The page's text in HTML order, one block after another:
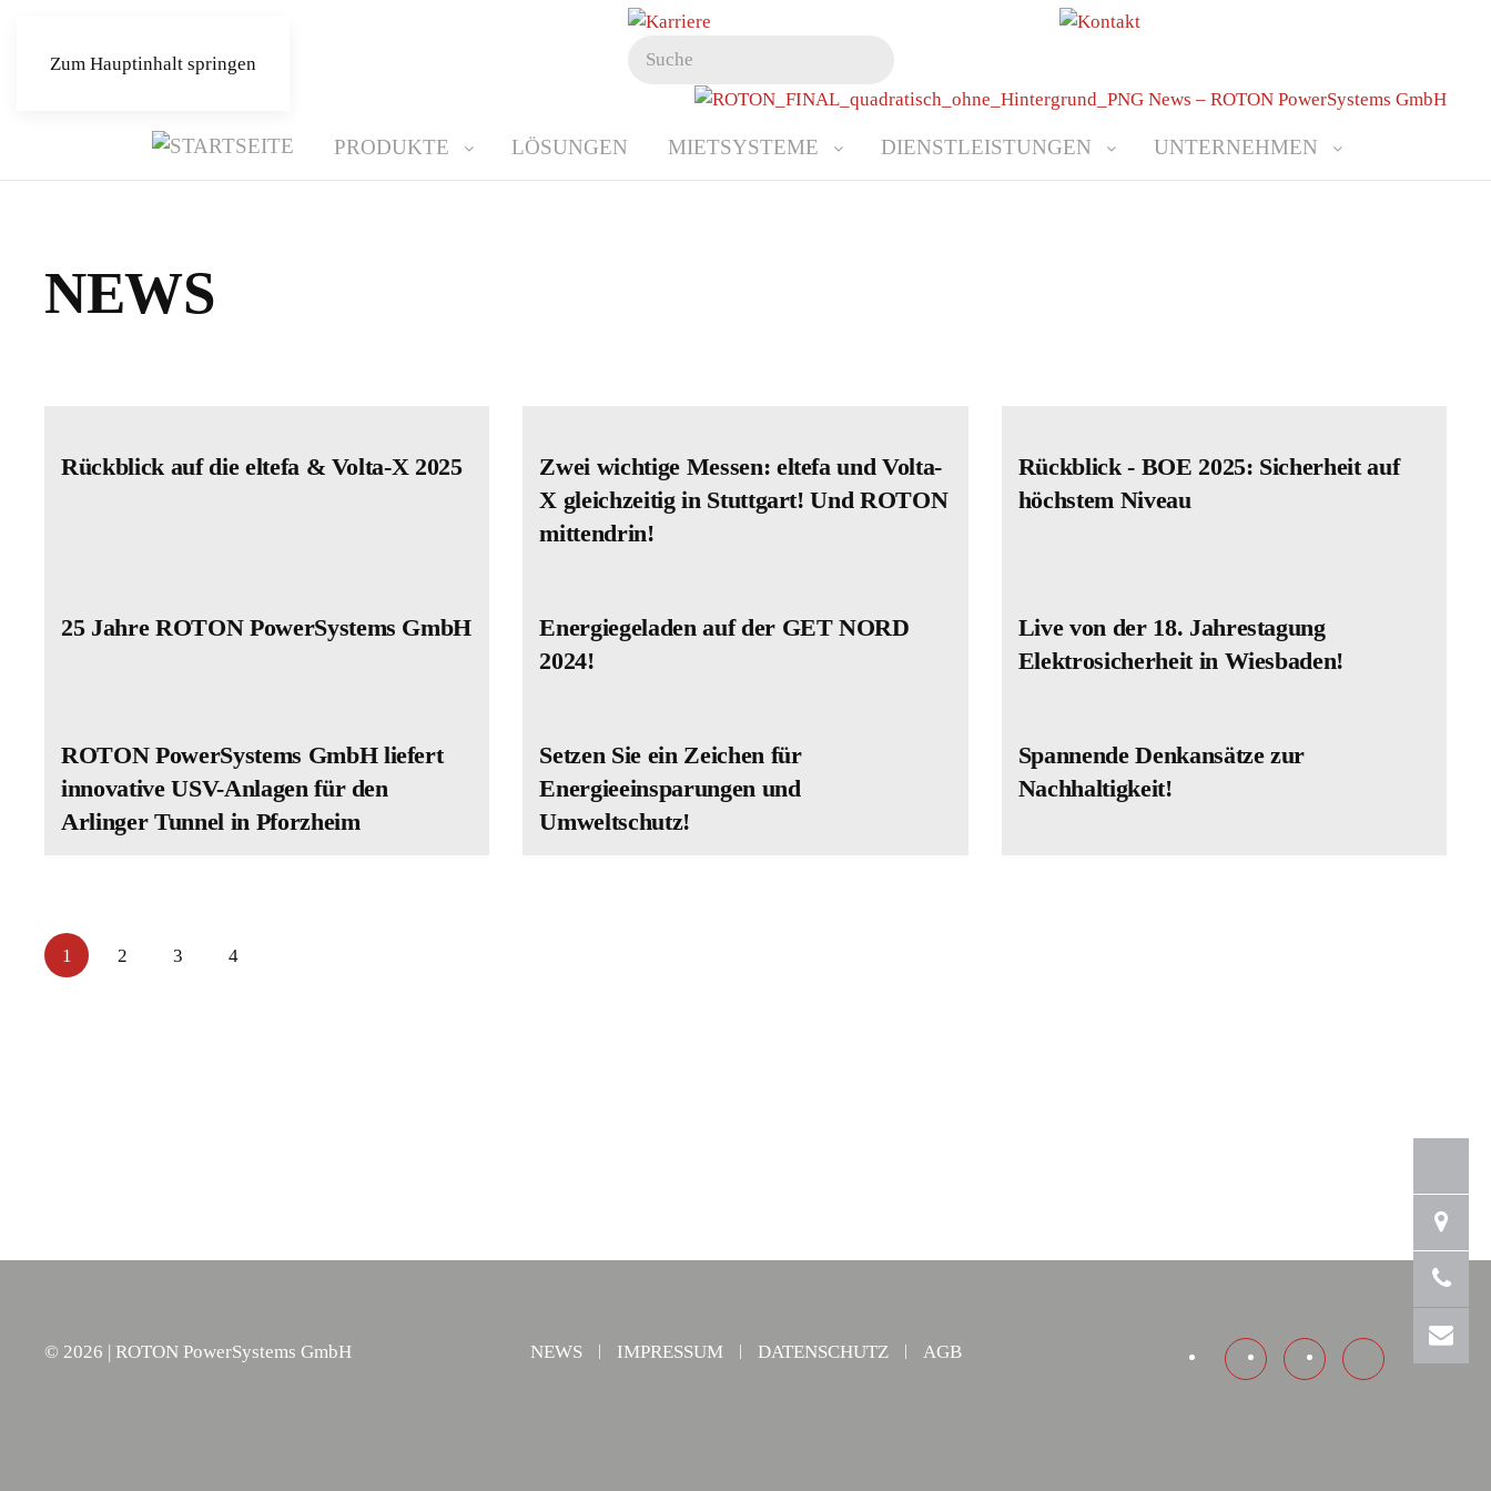
Zum Hauptinhalt springen
PRODUKTE LÖSUNGEN MIETSYSTEME DIENSTLEISTUNGEN UNTERNEHMEN
NEWS
Rückblick auf die eltefa & Volta-X 2025
Zwei wichtige Messen: eltefa und Volta-
X gleichzeitig in Stuttgart! Und ROTON
mittendrin!
Rückblick - BOE 2025: Sicherheit auf
höchstem Niveau
25 Jahre ROTON PowerSystems GmbH
Energiegeladen auf der GET NORD
2024!
Live von der 18. Jahrestagung
Elektrosicherheit in Wiesbaden!
ROTON PowerSystems GmbH liefert
innovative USV-Anlagen für den
Arlinger Tunnel in Pforzheim
Setzen Sie ein Zeichen für
Energieeinsparungen und
Umweltschutz!
Spannende Denkansätze zur
Nachhaltigkeit!
1 2 3 4
© 2026 | ROTON PowerSystems GmbH NEWS IMPRESSUM DATENSCHUTZ AGB